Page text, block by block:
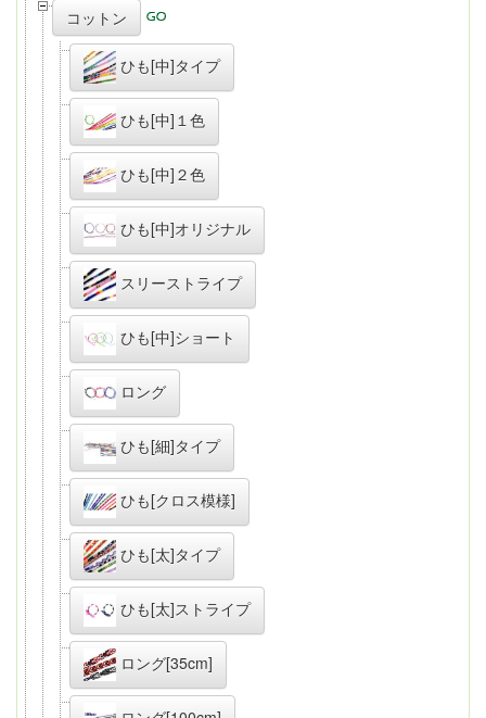
コットン
ひも[中]タイプ
ひも[中]１色
ひも[中]２色
ひも[中]オリジナル
スリーストライプ
ひも[中]ショート
ロング
ひも[細]タイプ
ひも[クロス模様]
ひも[太]タイプ
ひも[太]ストライプ
ロング[35cm]